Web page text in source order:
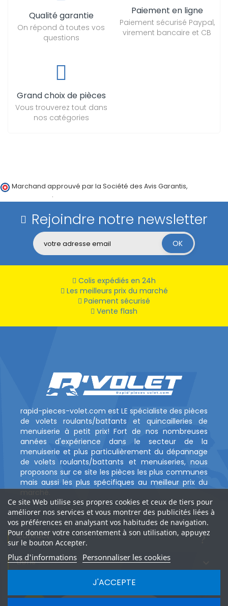
Qualité garantie
On répond à toutes vos
questions
Paiement en ligne
Paiement sécurisé Paypal,
virement bancaire et CB
Grand choix de pièces
Vous trouverez tout dans
nos catégories
Ce site Web utilise ses propres cookies et ceux de tiers pour
améliorer nos services et vous montrer des publicités liées à
vos préférences en analysant vos habitudes de navigation.
Pour donner votre consentement à son utilisation, appuyez
sur le bouton Accepter.
Plus d'informations Personnaliser les cookies
J'ACCEPTE
Marchand approuvé par la Société des Avis Garantis,
.
Rejoindre notre newsletter
Colis expédiés en 24h
Les meilleurs prix du marché
Paiement sécurisé
Vente flash
rapid-pieces-volet.com est LE spécialiste des pièces
de volets roulants/battants et quincailleries de
menuiserie à petit prix! Fort de nos nombreuses
années d'expérience dans le secteur de la
menuiserie et plus particulièrement du dépannage
de volets roulants/battants et menuiseries, nous
proposons sur ce site les pièces les plus communes
mais aussi les plus spécifiques au meilleur prix du
marché.
Contact ?
Liens